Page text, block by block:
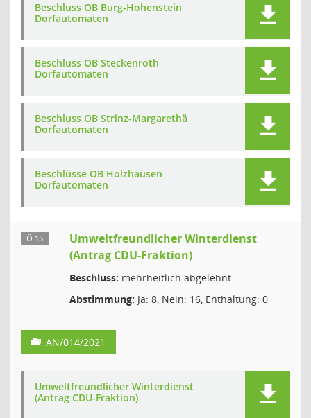
Beschluss OB Burg-Hohenstein
Dorfautomaten
Beschluss OB Steckenroth
Dorfautomaten
Beschluss OB Strinz-Margarethä
Dorfautomaten
Beschlüsse OB Holzhausen
Dorfautomaten
Ö 15
Umweltfreundlicher Winterdienst
(Antrag CDU-Fraktion)
Beschluss: mehrheitlich abgelehnt
Abstimmung: Ja: 8, Nein: 16, Enthaltung: 0
AN/014/2021
Umweltfreundlicher Winterdienst
(Antrag CDU-Fraktion)